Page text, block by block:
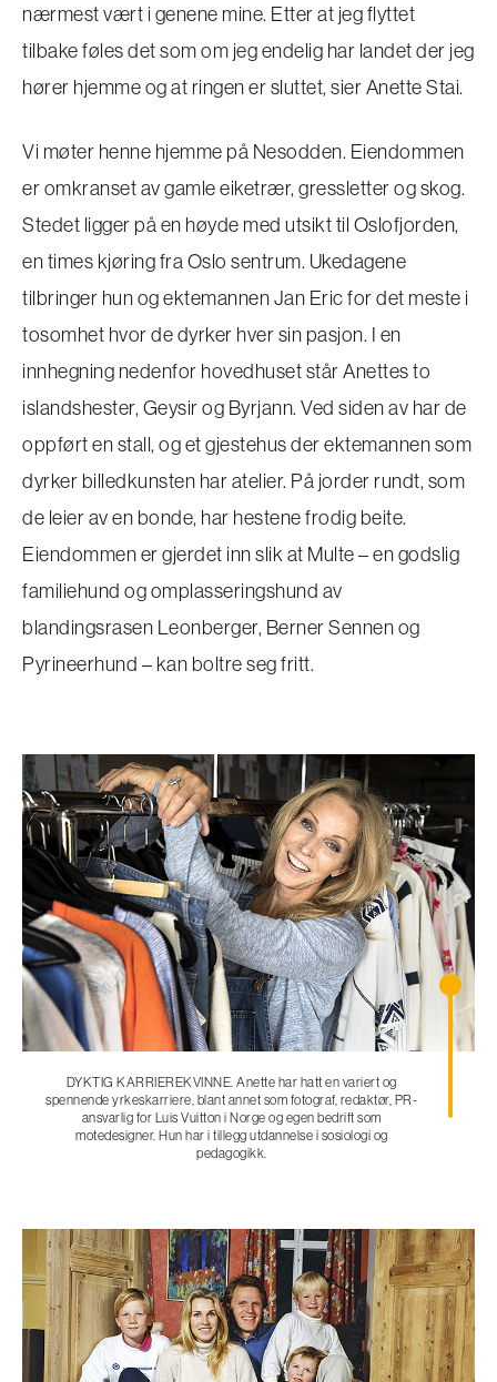
nærmest vært i genene mine. Etter at jeg flyttet
tilbake føles det som om jeg endelig har landet der jeg
hører hjemme og at ringen er sluttet, sier Anette Stai.
Vi møter henne hjemme på Nesodden. Eiendommen
er omkranset av gamle eiketrær, gressletter og skog.
Stedet ligger på en høyde med utsikt til Oslofjorden,
en times kjøring fra Oslo sentrum. Ukedagene
tilbringer hun og ektemannen Jan Eric for det meste i
tosomhet hvor de dyrker hver sin pasjon. I en
innhegning nedenfor hovedhuset står Anettes to
islandshester, Geysir og Byrjann. Ved siden av har de
oppført en stall, og et gjestehus der ektemannen som
dyrker billedkunsten har atelier. På jorder rundt, som
de leier av en bonde, har hestene frodig beite.
Eiendommen er gjerdet inn slik at Multe – en godslig
familiehund og omplasseringshund av
blandingsrasen Leonberger, Berner Sennen og
Pyrineerhund – kan boltre seg fritt.
DYKTIG KARRIEREKVINNE. Anette har hatt en variert og
spennende yrkeskarriere, blant annet som fotograf, redaktør, PR-
ansvarlig for Luis Vuitton i Norge og egen bedrift som
motedesigner. Hun har i tillegg utdannelse i sosiologi og
pedagogikk.